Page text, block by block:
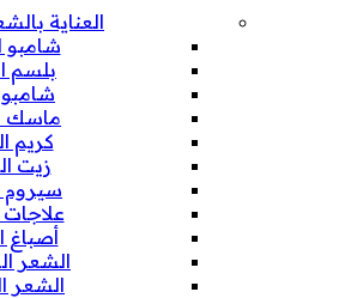
العناية
شامبو
بلسم
ماسك
كريم
زيت
سيروم
أصباغ
الشعر
الشعر